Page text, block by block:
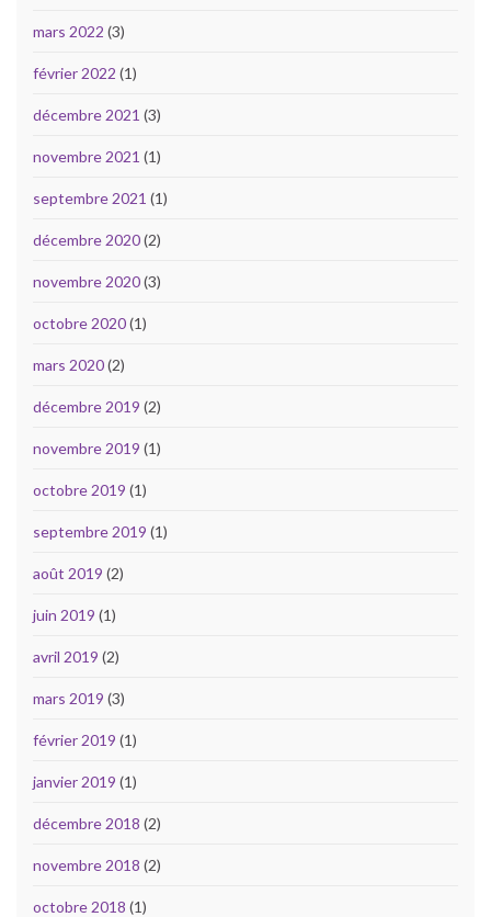
mars 2022 (3)
février 2022 (1)
décembre 2021 (3)
novembre 2021 (1)
septembre 2021 (1)
décembre 2020(2)
novembre 2020(3)
octobre 2020(1)
mars 2020(2)
décembre 2019 (2)
novembre 2019 (1)
octobre 2019 (1)
septembre 2019 (1)
août 2019 (2)
juin 2019 (1)
avril 2019 (2)
mars 2019 (3)
février 2019 (1)
janvier 2019 (1)
décembre 2018 (2)
novembre 2018 (2)
octobre 2018 (1)